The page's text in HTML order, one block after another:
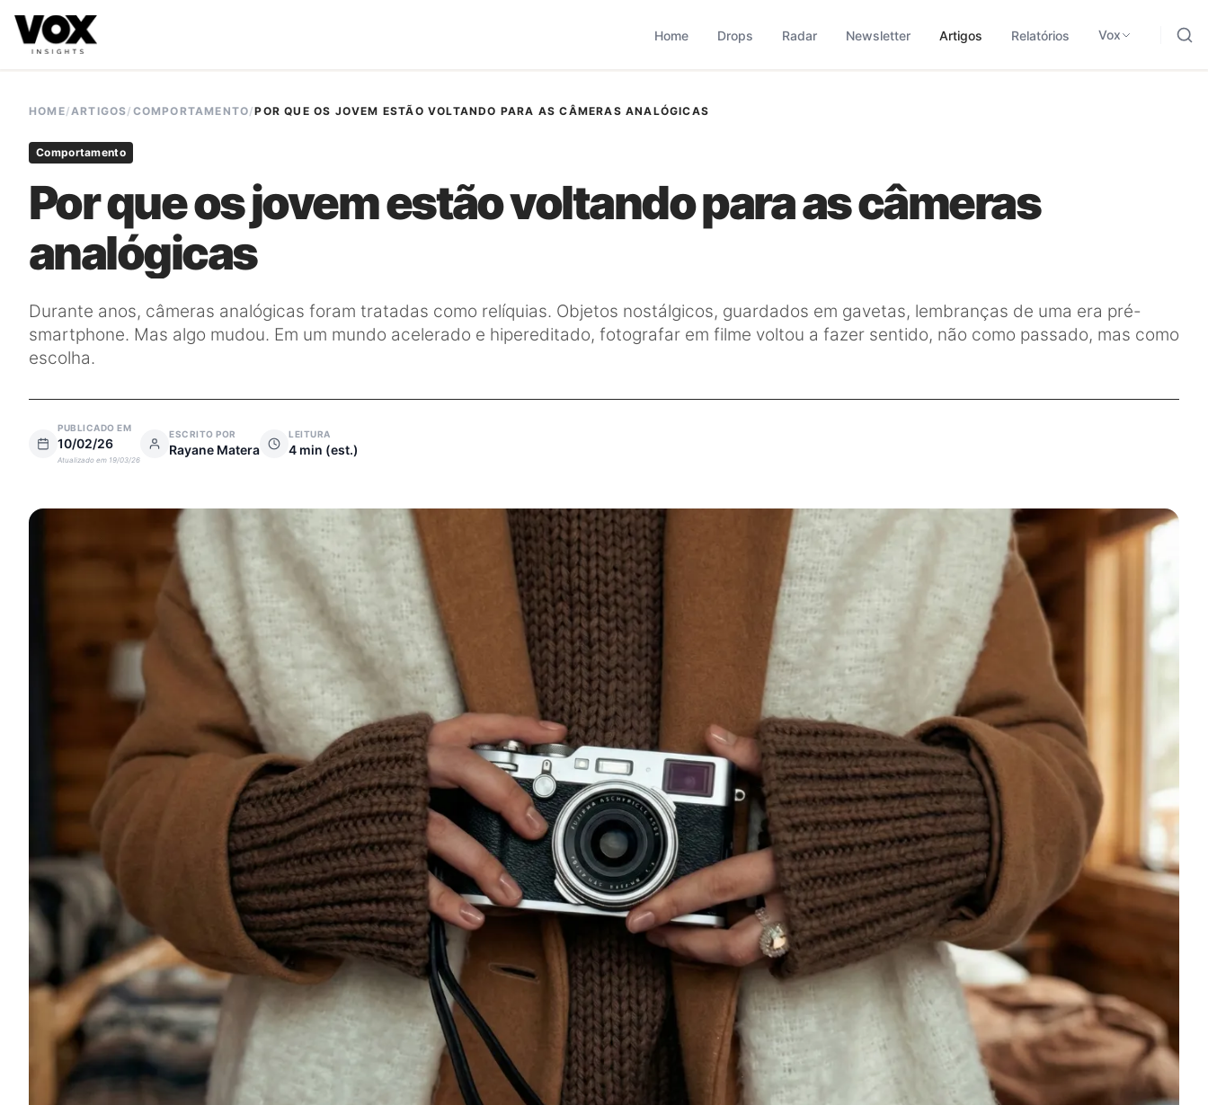
A direção estratégica é liderada por Vanessa Caldas e a operação combina monitoramento contínuo com curadoria metodológica para traduzir sinais em leitura aplicada.
Home Drops Radar Newsletter Artigos Relatórios Vox
HOME/ARTIGOS/ COMPORTAMENTO/POR QUE OS JOVEM ESTÃO VOLTANDO PARA AS CÂMERAS ANALÓGICAS
Comportamento
Por que os jovem estão voltando para as câmeras
analógicas
Durante anos, câmeras analógicas foram tratadas como relíquias. Objetos nostálgicos, guardados em gavetas, lembranças de uma era pré-
smartphone. Mas algo mudou. Em um mundo acelerado e hipereditado, fotografar em filme voltou a fazer sentido, não como passado, mas como
escolha.
PUBLICADO EM
10/02/26
Atualizado em 19/03/26
ESCRITO POR
Rayane Matera
LEITURA
4 min (est.)